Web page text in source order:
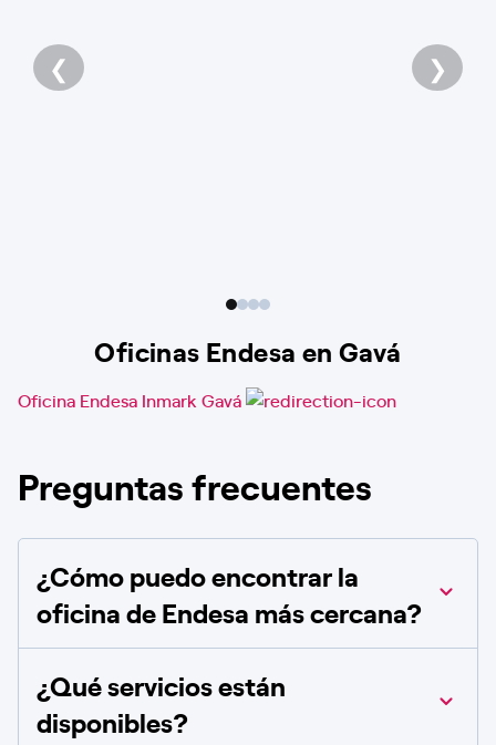
❮ ❯
Oficinas Endesa en Gavá
Oficina Endesa Inmark Gavá
Preguntas frecuentes
¿Cómo puedo encontrar la
oficina de Endesa más cercana?
¿Qué servicios están
disponibles?